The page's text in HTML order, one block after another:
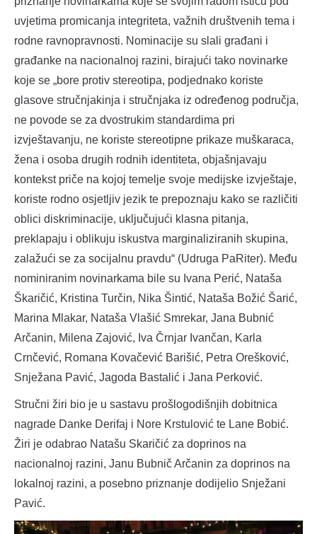
uvjetima promicanja integriteta, važnih društvenih tema i
rodne ravnopravnosti. Nominacije su slali građani i
građanke na nacionalnoj razini, birajući tako novinarke
koje se „bore protiv stereotipa, podjednako koriste
glasove stručnjakinja i stručnjaka iz određenog područja,
ne povode se za dvostrukim standardima pri
izvještavanju, ne koriste stereotipne prikaze muškaraca,
žena i osoba drugih rodnih identiteta, objašnjavaju
kontekst priče na kojoj temelje svoje medijske izvještaje,
koriste rodno osjetljiv jezik te prepoznaju kako se različiti
oblici diskriminacije, uključujući klasna pitanja,
preklapaju i oblikuju iskustva marginaliziranih skupina,
zalažući se za socijalnu pravdu“ (Udruga PaRiter). Među
nominiranim novinarkama bile su Ivana Perić, Nataša
Škaričić, Kristina Turčin, Nika Šintić, Nataša Božić Šarić,
Marina Mlakar, Nataša Vlašić Smrekar, Jana Bubnić
Arčanin, Milena Zajović, Iva Črnjar Ivančan, Karla
Crnčević, Romana Kovačević Barišić, Petra Orešković,
Snježana Pavić, Jagoda Bastalić i Jana Perković.
Stručni žiri bio je u sastavu prošlogodišnjih dobitnica
nagrade Danke Derifaj i Nore Krstulović te Lane Bobić.
Žiri je odabrao Natašu Skaričić za doprinos na
nacionalnoj razini, Janu Bubnič Arčanin za doprinos na
lokalnoj razini, a posebno priznanje dodijelio Snježani
Pavić.